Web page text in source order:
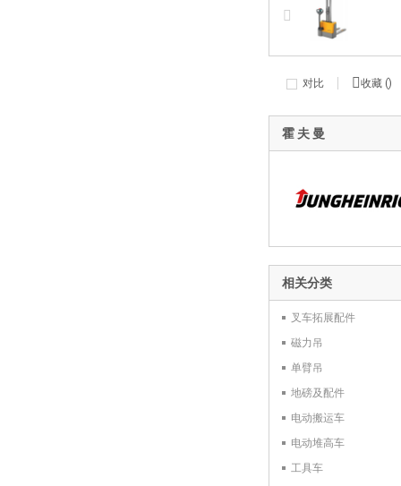
对比 收藏 ()
霍 夫 曼
相关分类
叉车拓展配件
磁力吊
单臂吊
地磅及配件
电动搬运车
电动堆高车
工具车